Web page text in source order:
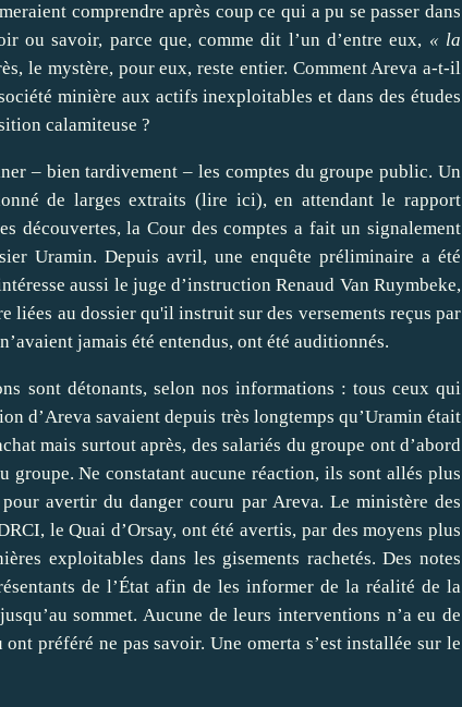
comprendre après coup ce qui a pu se passer dans
ou savoir, parce que, comme dit l’un d’entre eux, « la
le mystère, pour eux, reste entier. Comment Areva a-t-il
minière aux actifs inexploitables et dans des études
calamiteuse ?
– bien tardivement – les comptes du groupe public. Un
de larges extraits(lire ici),en attendant le rapport
découvertes, la Cour des comptes a fait un signalement
Uramin. Depuis avril, une enquête préliminaire a été
aussi le juge d’instruction Renaud Van Ruymbeke,
liées au dossier qu'il instruit sur des versements reçus par
jamais été entendus, ont été auditionnés.
sont détonants, selon nos informations : tous ceux qui
d’Areva savaient depuis très longtemps qu’Uramin était
mais surtout après, des salariés du groupe ont d’abord
groupe. Ne constatant aucune réaction, ils sont allés plus
avertir du danger couru par Areva. Le ministère des
le Quai d’Orsay, ont été avertis, par des moyens plus
exploitables dans les gisements rachetés. Des notes
de l’État afin de les informer de la réalité de la
sommet. Aucune de leurs interventions n’a eu de
préféré ne pas savoir. Une omerta s’est installée sur le